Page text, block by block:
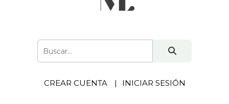
CREAR CUENTA INICIAR SESIÓN